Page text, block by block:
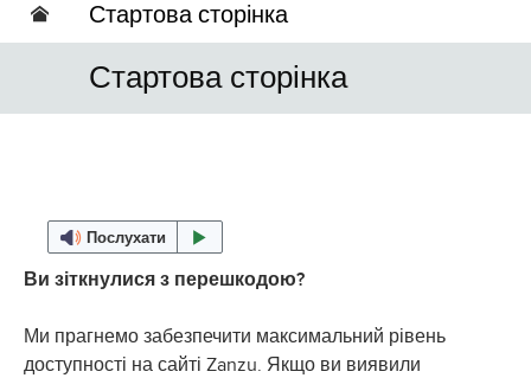
Стартова сторінка
Стартова сторінка
Послухати
Ви зіткнулися з перешкодою?
Ми прагнемо забезпечити максимальний рівень
доступності на сайті Zanzu. Якщо ви виявили